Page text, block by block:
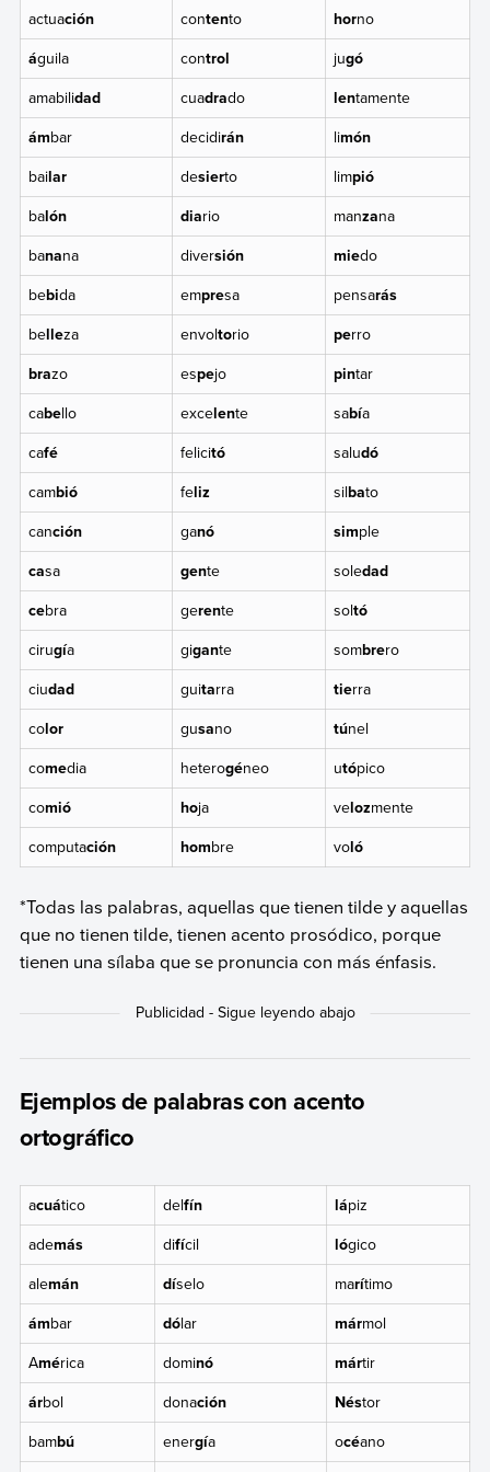
actuación contento horno
águila control jugó
amabilidad cuadrado lentamente
ámbar decidirán limón
bailar desierto limpió
balón diario manzana
banana diversión miedo
bebida empresa pensarás
belleza envoltorio perro
brazo espejo pintar
cabello excelente sabía
café felicitó saludó
cambió feliz silbato
canción ganó simple
casa gente soledad
cebra gerente soltó
cirugía gigante sombrero
ciudad guitarra tierra
color gusano túnel
comedia heterogéneo utópico
comió hoja velozmente
computación hombre voló
*Todas las palabras, aquellas que tienen tilde y aquellas
que no tienen tilde, tienen acento prosódico, porque
tienen una sílaba que se pronuncia con más énfasis.
Ejemplos de palabras con acento
ortográfico
acuático delfín lápiz
además difícil lógico
alemán díselo marítimo
ámbar dólar mármol
América dominó mártir
árbol donación Néstor
bambú energía océano